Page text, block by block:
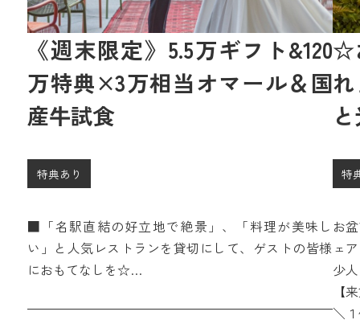
《週末限定》5.5万ギフト&120
万特典×3万相当オマール＆国
産牛試食
特典あり
■「名駅直結の好立地で絶景」、「料理が美味し
い」と人気レストランを貸切にして、ゲストの皆様
におもてなしを☆
む）
☆
特
お
ェア
少
相
【
＼